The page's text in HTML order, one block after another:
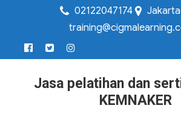
02122047174
Jakarta
Jasa pelatihan dan
KEMNAKER